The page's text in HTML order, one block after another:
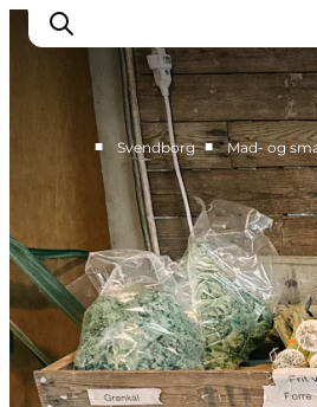
Oplev kultur & natur
Det sker i Svendborg
Spis og drik
handelsbyen
Overnatning
Planlæg din tur
■ Svendborg ■ Mad- og